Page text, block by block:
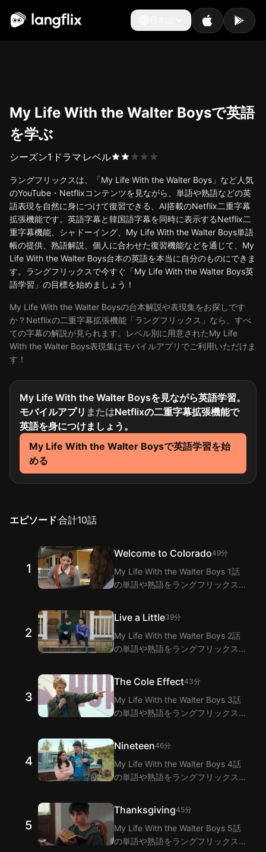
日本語
My Life With the Walter Boysで英語
を学ぶ
シーズン1 ドラマ レベル
ラングフリックスは、「My Life With the Walter Boys」など人気
のYouTube・Netflixコンテンツを見ながら、単語や熟語などの英
語表現を自然に身につけて復習できる、AI搭載のNetflix二重字幕
拡張機能です。英語字幕と韓国語字幕を同時に表示するNetflix二
重字幕機能、シャドーイング、My Life With the Walter Boys単語
帳の提供、熟語解説、個人に合わせた復習機能などを通じて、My
Life With the Walter Boys台本の英語を本当に自分のものにできま
す。ラングフリックスで今すぐ「My Life With the Walter Boys英
語学習」の目標を始めましょう！
My Life With the Walter Boysの台本解説や表現集をお探しです
か？Netflixの二重字幕拡張機能「ラングフリックス」なら、すべ
ての字幕の解説が見られます。レベル別に用意されたMy Life
With the Walter Boys表現集はモバイルアプリでご利用いただけま
す！
My Life With the Walter Boysを見ながら英語学習。
モバイルアプリ またはNetflixの二重字幕拡張機能で
英語を身につけましょう。
My Life With the Walter Boysで英語学習を始
める
エピソード合計10話
1
Welcome to Colorado49分
My Life With the Walter Boys 1話
の単語や熟語をラングフリックスの
は二重字幕機能でMy Life With the
Walter Boys 1話のセリフの翻訳を
提供します。
2
Live a Little39分
My Life With the Walter Boys 2話
の単語や熟語をラングフリックスの
は二重字幕機能でMy Life With the
Walter Boys 2話のセリフの翻訳を
提供します。
3
The Cole Effect43分
My Life With the Walter Boys 3話
の単語や熟語をラングフリックスの
は二重字幕機能でMy Life With the
Walter Boys 3話のセリフの翻訳を
提供します。
4
Nineteen46分
My Life With the Walter Boys 4話
の単語や熟語をラングフリックスの
は二重字幕機能でMy Life With the
Walter Boys 4話のセリフの翻訳を
提供します。
5
Thanksgiving45分
My Life With the Walter Boys 5話
の単語や熟語をラングフリックスの